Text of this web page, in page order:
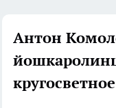
Антон